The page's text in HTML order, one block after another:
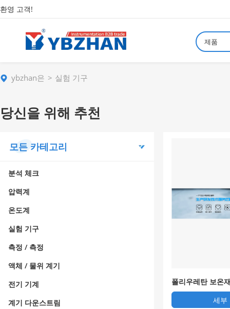
환영 고객!
제품
ybzhan은 실험 기구
당신을 위해 추천
모든 카테고리
분석 체크
압력계
온도계
실험 기구
측정 / 측정
액체 / 물위 계기
전기 기계
계기 다운스트림
폴리우레탄 보온
세부